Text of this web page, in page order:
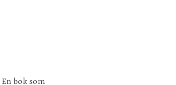
bok som